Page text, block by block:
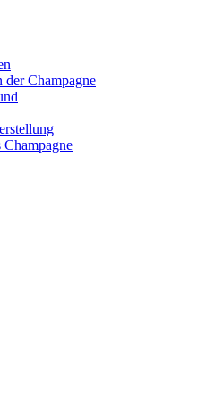
Champagne
Champagne